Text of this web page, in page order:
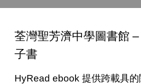
荃灣聖芳濟中學圖書館
子書
HyRead ebook 提供跨載具的